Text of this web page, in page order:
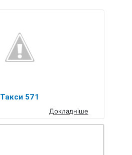
Такси 571
Докладніше